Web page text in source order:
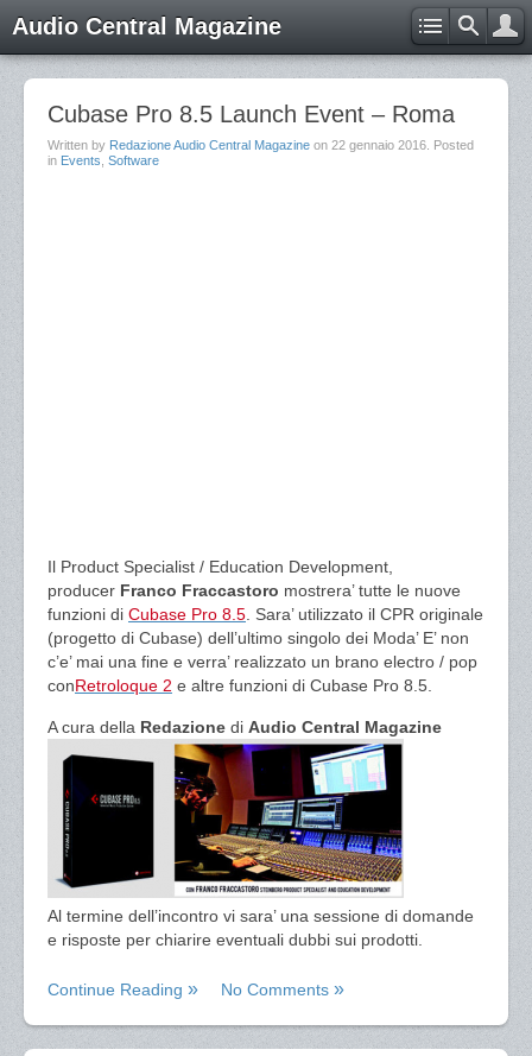
Audio Central Magazine
Cubase Pro 8.5 Launch Event – Roma
Written by Redazione Audio Central Magazine on 22 gennaio 2016 . Posted
in Events Software
Il Product Specialist / Education Development,
producer Franco Fraccastoro mostrera’ tutte le nuove
funzioni di Cubase Pro 8.5 . Sara’ utilizzato il CPR originale
(progetto di Cubase) dell’ultimo singolo dei Moda’ E’ non
c’e’ mai una fine e verra’ realizzato un brano electro / pop
conRetroloque 2 e altre funzioni di Cubase Pro 8.5.
A cura della Redazione di Audio Central Magazine
Al termine dell’incontro vi sara’ una sessione di domande
e risposte per chiarire eventuali dubbi sui prodotti.
Continue Reading No Comments